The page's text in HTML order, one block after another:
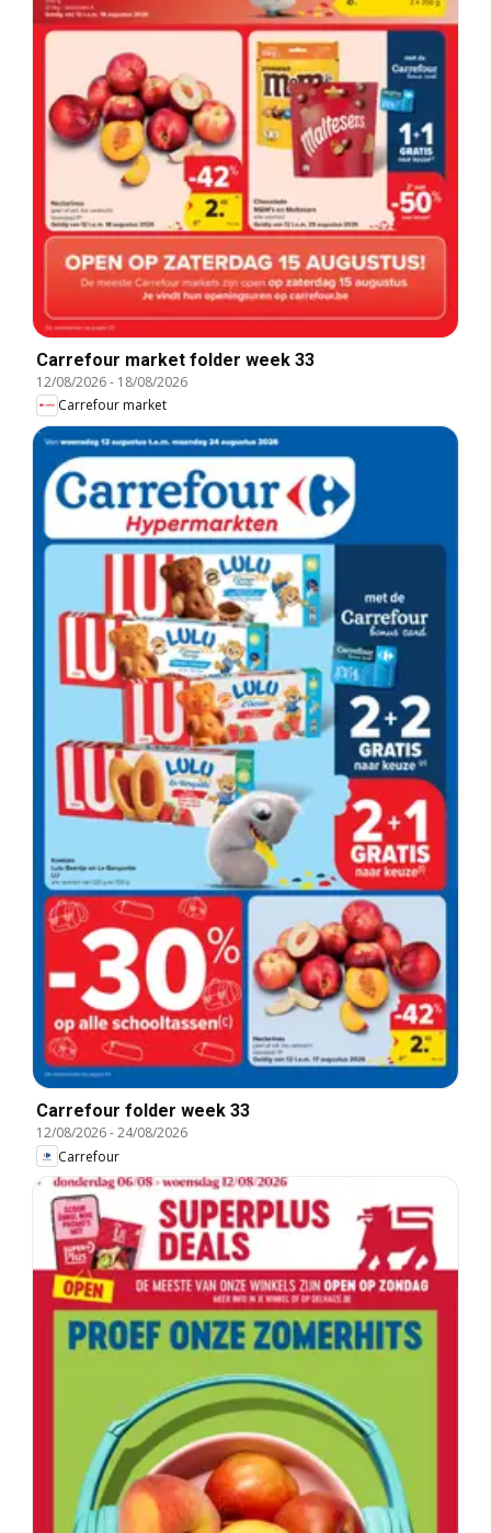
Carrefour market folder week 33
12/08/2026- 18/08/2026
Carrefour market
Carrefour folder week 33
12/08/2026-24/08/2026
Carrefour